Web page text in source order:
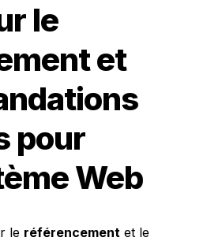
le
et
pour
Web
le référencement et le